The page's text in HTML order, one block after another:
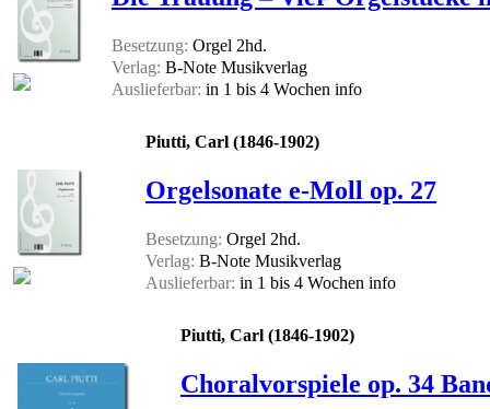
Besetzung: Orgel 2hd.
Verlag: B-Note Musikverlag
Auslieferbar: in 1 bis 4 Wochen info
Piutti, Carl (1846-1902)
Orgelsonate e-Moll op. 27
Besetzung: Orgel 2hd.
Verlag: B-Note Musikverlag
Auslieferbar: in 1 bis 4 Wochen info
Piutti, Carl (1846-1902)
Choralvorspiele op. 34